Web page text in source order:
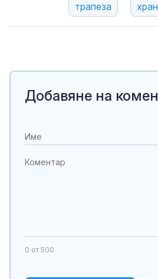
трапеза
Добавяне на
0 от 500